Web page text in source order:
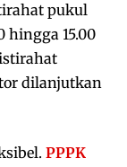
pukul
hingga 15.00
dilanjutkan
PPPK